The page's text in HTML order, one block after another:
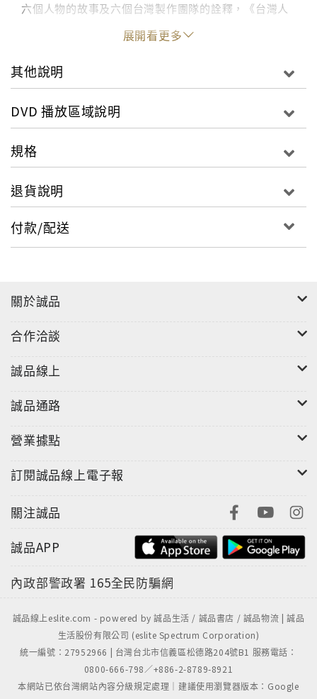
六個人物的故事及六個台灣製作團隊的詮釋，《台灣人
物誌》把台灣人的創新觀點與堅毅精神傳播全世界，讓
世界認識台灣 ! 級 別： 普遍級片 長： 實際長度約50分
產品規格： 單片裝螢幕規格： 4:3字幕發音： 中/英文字
幕;英語發音
展開看更多
其他說明
DVD 播放區域說明
規格
退貨說明
付款/配送
關於誠品
合作洽談
誠品線上
誠品通路
營業據點
訂閱誠品線上電子報
關注誠品
誠品APP
內政部警政署 165全民防騙網
誠品線上eslite.com - powered by 誠品生活 / 誠品書店 / 誠品物流 | 誠品
生活股份有限公司 (eslite Spectrum Corporation)
統一編號：27952966 | 台灣台北市信義區松德路204號B1 服務電話：
0800-666-798／+886-2-8789-8921
本網站已依台灣網站內容分級規定處理｜建議使用瀏覽器版本：Google